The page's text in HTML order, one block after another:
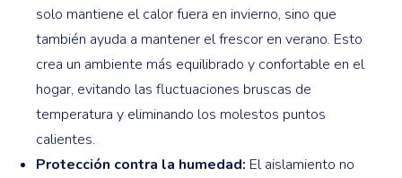
solo mantiene el calor fuera en invierno, sino que
también ayuda a mantener el frescor en verano. Esto
crea un ambiente más equilibrado y confortable en el
hogar, evitando las fluctuaciones bruscas de
temperatura y eliminando los molestos puntos
calientes.
Protección contra la humedad: El aislamiento no